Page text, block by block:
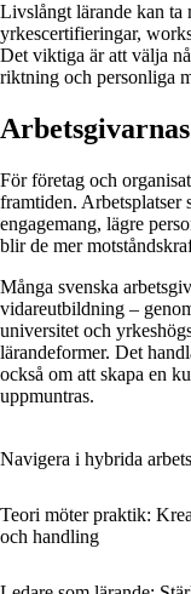
Livslångt lärande kan ta
yrkescertifieringar,
Det viktiga är att välja
riktning och personliga
För företag och
framtiden. Arbetsplatser
engagemang, lägre
blir de mer
Många svenska
vidareutbildning –
universitet och
lärandeformer. Det
också om att skapa en
uppmuntras.
Navigera i hybrida
Teori möter praktik:
och handling